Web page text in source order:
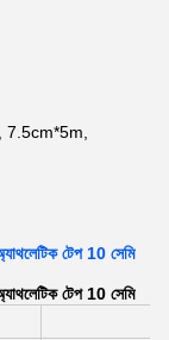
টেপ 10 সেমি
টেপ 10 সেমি